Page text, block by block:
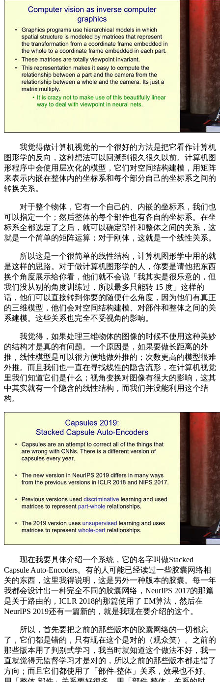
我觉得做计算机视觉的一个很好的方法是把它看作计算机
图形学的反向，这种想法可以回溯到很久很久以前。计算机图
形程序中会使用层次化的模型，它们对空间结构建模，用矩阵
来表示内嵌在整体内的坐标系和每个部分自己的坐标系之间的
转换关系。
对于整个物体，它有一个自己的、内嵌的坐标系，我们也
可以指定一个；然后整体的每个部件也有各自的坐标系。在坐
标系全都选定了之后，就可以确定部件和整体之间的关系，这
就是一个简单的矩阵运算；对于刚体，这就是一个线性关系。
所以这是一个很简单的线性结构，计算机图形学中用的就
是这样的思路。对于做计算机图形学的人，你要是请他把东西
换个角度展示给你看，他们就不会说「我其实是很乐意的，但
我们没从别的角度训练过，所以最多只能转 15 度」这样的
话，他们可以直接转到你要的随便什么角度，因为他们有真正
的三维模型，他们会对空间结构建模、对部件和整体之间的关
系建模。这些关系也完全不受视角的影响。
我觉得，如果处理三维物体的图像的时候不使用这种美妙
的结构才是真的有问题。一个原因是，如果要做长距离的外
推，线性模型是可以很方便地做外推的；次数更高的模型很难
外推。而且我们也一直在寻找线性的隐含流形，在计算机视觉
里我们知道它们是什么；视角变换对图像有很大的影响，这其
中其实就有一个隐含的线性结构，而我们并没能利用这个结
构。
现在我要具体介绍一个系统，它的名字叫做Stacked
Capsule Auto-Encoders。有的人可能已经读过一些胶囊网络相
关的东西，这里我得说明，这是另外一种版本的胶囊。每一年
我都会设计出一种完全不同的胶囊网络，NeurIPS 2017的那篇
是关于路由的，ICLR 2018的那篇使用了 EM算法，然后在
NeurIPS 2019还有一篇新的，就是我现在要介绍的这个。
所以，首先要把之前的那些版本的胶囊网络的一切都忘
了，它们都是错的，只有现在这个是对的（观众笑）。之前的
那些版本用了判别式学习，我当时就知道这个做法不好，我一
直就觉得无监督学习才是对的，所以之前的那些版本都走错了
方向；而且它们都使用了「部件-整体」关系，效果也不好。